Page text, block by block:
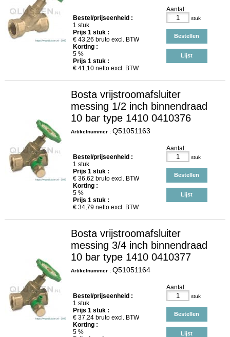
Bestel/prijseenheid :
1 stuk
Prijs 1stuk :
€ 43,26 bruto excl. BTW
Korting :
5 %
Prijs 1stuk :
€ 41,10netto excl. BTW
Aantal:
stuk
Bestellen
Lijst
Bosta vrijstroomafsluiter
messing 1/2 inch binnendraad
10 bar type 1410 0410376
Artikelnummer : Q51051163
Bestel/prijseenheid :
1 stuk
Prijs 1stuk :
€ 36,62 bruto excl. BTW
Korting :
5 %
Prijs 1stuk :
€ 34,79netto excl. BTW
Aantal:
stuk
Bestellen
Lijst
Bosta vrijstroomafsluiter
messing 3/4 inch binnendraad
10 bar type 1410 0410377
Artikelnummer : Q51051164
Bestel/prijseenheid :
1 stuk
Prijs 1stuk :
€ 37,24bruto excl. BTW
Korting :
5 %
Aantal:
stuk
Bestellen
Lijst